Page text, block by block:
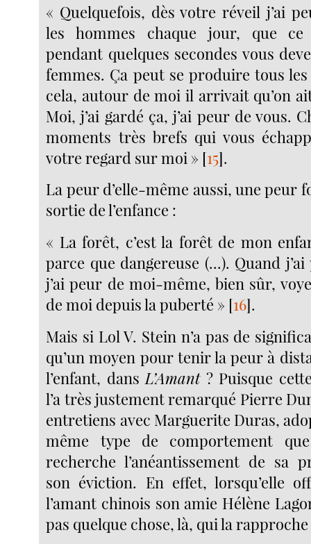
« Quelquefois, dès votre réveil j’ai
les hommes chaque jour, que ce
pendant quelques secondes vous
femmes. Ça peut se produire tous
cela, autour de moi il arrivait qu’on
Moi, j’ai gardé ça, j’ai peur de vous.
moments très brefs qui vous
votre regard sur moi » [15].
La peur d’elle-même aussi, une peur
sortie de l’enfance :
« La forêt, c’est la forêt de mon
parce que dangereuse (...). Quand
j’ai peur de moi-même, bien sûr,
de moi depuis la puberté » [16].
Mais si Lol V. Stein n’a pas de
qu’un moyen pour tenir la peur à
l’enfant, dans L’Amant? Puisque
l’a très justement remarqué Pierre
entretiens avec Marguerite Duras,
même type de comportement
recherche l’anéantissement de sa
son éviction. En effet, lorsqu’elle
l’amant chinois son amie Hélène
pas quelque chose, là, qui la